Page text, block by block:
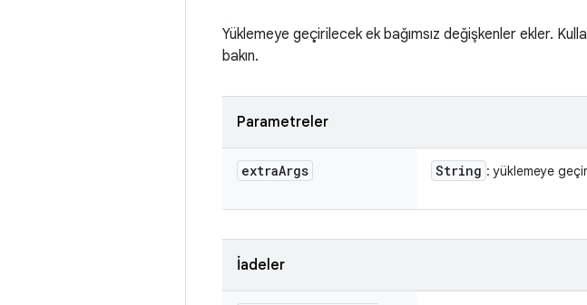
Yüklemeye geçirilecek ek bağımsız değişkenler ekler.
bakın.
Parametreler
extraArgs String : yüklemeye
İadeler